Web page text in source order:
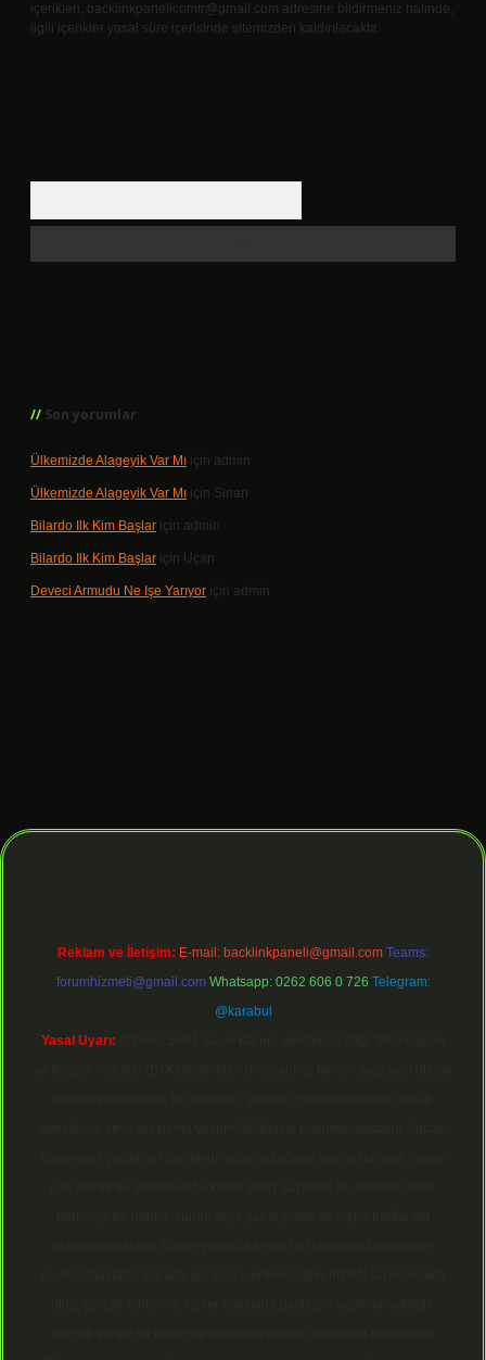
içerikleri, backlinkpanelicomtr@gmail.com adresine bildirmeniz halinde,
ilgili içerikler yasal süre içerisinde sitemizden kaldırılacaktır.
Son yorumlar
Ülkemizde Alageyik Var Mı için admin
Ülkemizde Alageyik Var Mı için Sinan
Bilardo Ilk Kim Başlar için admin
Bilardo Ilk Kim Başlar için Uçan
Deveci Armudu Ne Işe Yarıyor için admin
Reklam ve İletişim: E-mail: backlinkpaneli@gmail.com Teams:
forumhizmeti@gmail.com Whatsapp: 0262 606 0 726 Telegram:
@karabul
Yasal Uyarı: